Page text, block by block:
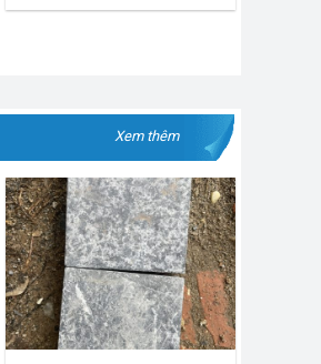
Xem thêm